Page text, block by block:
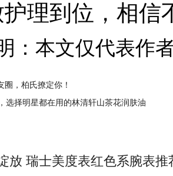
理到位，相信
本文仅代表作者
圈，柏氏撩定你！
选择明星都在用的林清轩山茶花润肤油
放 瑞士美度表红色系腕表推